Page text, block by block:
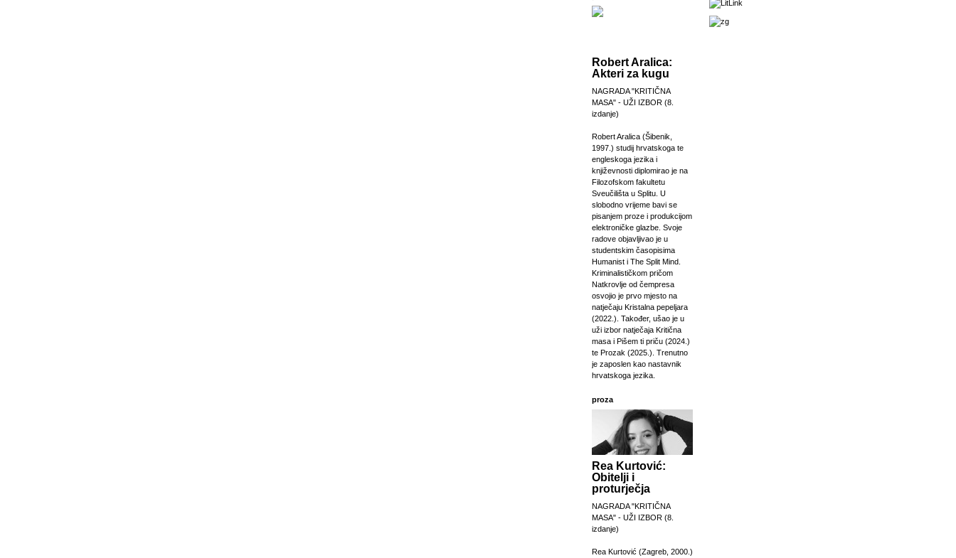
Robert Aralica:
Akteri za kugu
NAGRADA "KRITIČNA
MASA" - UŽI IZBOR (8.
izdanje)
Robert Aralica (Šibenik,
1997.) studij hrvatskoga te
engleskoga jezika i
književnosti diplomirao je na
Filozofskom fakultetu
Sveučilišta u Splitu. U
slobodno vrijeme bavi se
pisanjem proze i produkcijom
elektroničke glazbe. Svoje
radove objavljivao je u
studentskim časopisima
Humanist i The Split Mind.
Kriminalističkom pričom
Natkrovlje od čempresa
osvojio je prvo mjesto na
natječaju Kristalna pepeljara
(2022.). Također, ušao je u
uži izbor natječaja Kritična
masa i Pišem ti priču (2024.)
te Prozak (2025.). Trenutno
je zaposlen kao nastavnik
hrvatskoga jezika.
proza
Rea Kurtović:
Obitelji i
proturječja
NAGRADA "KRITIČNA
MASA" - UŽI IZBOR (8.
izdanje)
Rea Kurtović (Zagreb, 2000.)